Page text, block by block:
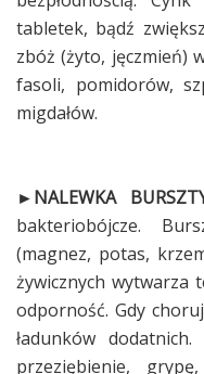
tabletek, bądź
zbóż (żyto, jęczmień)
fasoli, pomidorów,
migdałów.
►NALEWKA
bakteriobójcze.
(magnez, potas,
żywicznych wytwarza
odporność. Gdy
ładunków dodatnich.
przeziębienie,